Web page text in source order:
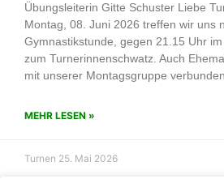
Übungsleiterin Gitte Schuster Liebe
Montag, 08. Juni 2026 treffen wir uns
Gymnastikstunde, gegen 21.15 Uhr
zum Turnerinnenschwatz. Auch
mit unserer Montagsgruppe
MEHR LESEN »
Turnen 25. Mai 2026